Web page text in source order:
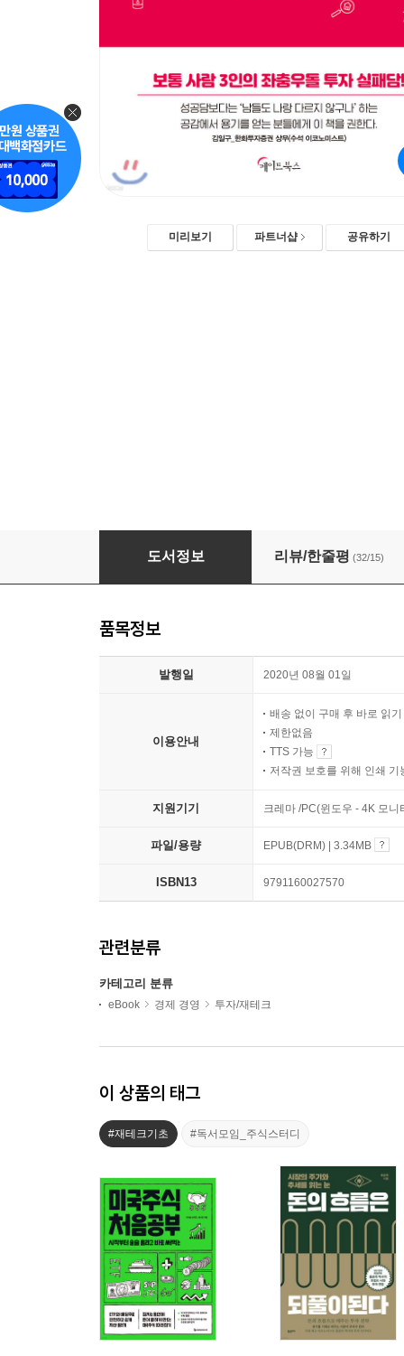
미리보기 파트너샵 공유하기
배 아픈 언니들의 억울해서 배우는 투자 이야기
도서정보 리뷰/한줄평 (32/15)
품목정보
발행일 2020년 08월 01일
이용안내
배송 없이 구매 후 바로 읽기
제한없음
TTS 가능
저작권 보호를 위해 인쇄 기
지원기기 크레마 /PC(윈도우 - 4K 모
파일/용량 EPUB(DRM) | 3.34MB
ISBN13 9791160027570
관련분류
카테고리 분류
eBook 경제 경영 투자/재테크
이 상품의 태그
#재테크기초 #독서모임_주식스터디